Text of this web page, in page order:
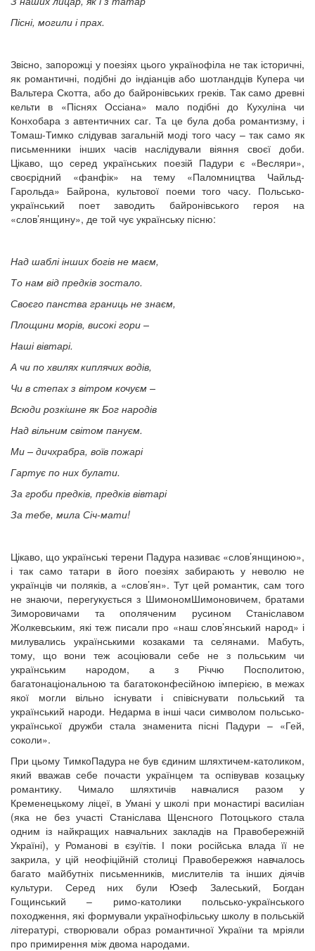
Пісні, могили і прах.
Звісно, запорожці у поезіях цього українофіла не так історичні,
як романтичні, подібні до індіанців або шотландців Купера чи
Вальтера Скотта, або до байронівських греків. Так само древні
кельти в «Піснях Оссіана» мало подібні до Кухуліна чи
Конхобара з автентичних саг. Та це була доба романтизму, і
Томаш-Тимко слідував загальній моді того часу – так само як
письменники інших часів наслідували віяння своєї доби.
Цікаво, що серед українських поезій Падури є «Весляри»,
своєрідний «фанфік» на тему «Паломництва Чайльд-
Гарольда» Байрона, культової поеми того часу. Польсько-
український поет заводить байронівського героя на
«слов’янщину», де той чує українську пісню:
Над шаблі інших богів не маєм,
То нам від предків зостало.
Своєго панства границь не знаєм,
Площини морів, високі гори –
Наші вівтарі.
А чи по хвилях киплячих водів,
Чи в степах з вітром кочуєм –
Всюди розкішне як Бог народів
Над вільним світом пануєм.
Ми – дичхрабра, воїв пожарі
Гартує по них булати.
За гроби предків, предків вівтарі
За тебе, мила Січ-мати!
Цікаво, що українські терени Падура називає «слов’янщиною»,
і так само татари в його поезіях забирають у неволю не
українців чи поляків, а «слов’ян». Тут цей романтик, сам того
не знаючи, перегукується з ШимономШимоновичем, братами
Зиморовичами та ополяченим русином Станіславом
Жолкевським, які теж писали про «наш слов’янський народ» і
милувались українськими козаками та селянами. Мабуть,
тому, що вони теж асоціювали себе не з польським чи
українським народом, а з Річчю Посполитою,
багатонаціональною та багатоконфесійною імперією, в межах
якої могли вільно існувати і співіснувати польський та
український народи. Недарма в інші часи символом польсько-
української дружби стала знаменита пісні Падури – «Гей,
соколи».
При цьому ТимкоПадура не був єдиним шляхтичем-католиком,
який вважав себе почасти українцем та оспівував козацьку
романтику. Чимало шляхтичів навчалися разом у
Кременецькому ліцеї, в Умані у школі при монастирі василіан
(яка не без участі Станіслава Щенсного Потоцького стала
одним із найкращих навчальних закладів на Правобережній
Україні), у Романові в єзуїтів. І поки російська влада її не
закрила, у цій неофіційній столиці Правобережжя навчалось
багато майбутніх письменників, мислителів та інших діячів
культури. Серед них були Юзеф Залеський, Богдан
Гощинський – римо-католики польсько-українського
походження, які формували українофільську школу в польській
літературі, створювали образ романтичної України та мріяли
про примирення між двома народами.